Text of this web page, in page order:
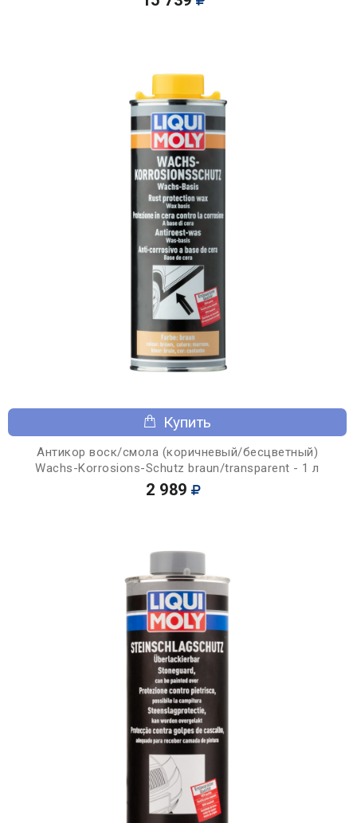
Купить
Антикор воск/смола (коричневый/бесцветный)
Wachs-Korrosions-Schutz braun/transparent - 1 л
2 989